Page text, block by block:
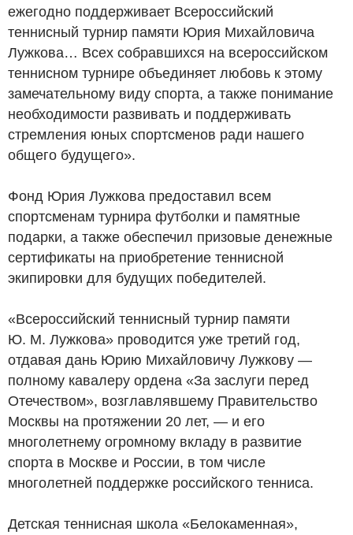
ежегодно поддерживает Всероссийский
теннисный турнир памяти Юрия Михайловича
Лужкова… Всех собравшихся на всероссийском
теннисном турнире объединяет любовь к этому
замечательному виду спорта, а также понимание
необходимости развивать и поддерживать
стремления юных спортсменов ради нашего
общего будущего».
Фонд Юрия Лужкова предоставил всем
спортсменам турнира футболки и памятные
подарки, а также обеспечил призовые денежные
сертификаты на приобретение теннисной
экипировки для будущих победителей.
«Всероссийский теннисный турнир памяти
Ю. М. Лужкова» проводится уже третий год,
отдавая дань Юрию Михайловичу Лужкову —
полному кавалеру ордена «За заслуги перед
Отечеством», возглавлявшему Правительство
Москвы на протяжении 20 лет, — и его
многолетнему огромному вкладу в развитие
спорта в Москве и России, в том числе
многолетней поддержке российского тенниса.
Детская теннисная школа «Белокаменная»,